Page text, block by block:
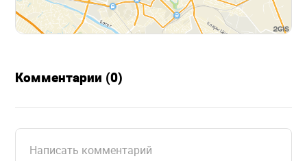
Комментарии (0)